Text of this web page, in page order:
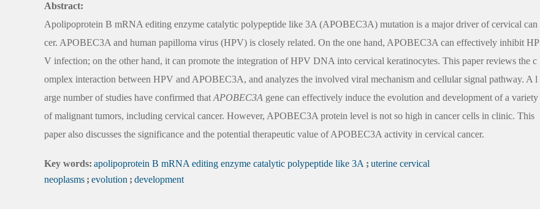
Abstract:
Apolipoprotein B mRNA editing enzyme catalytic polypeptide like 3A (APOBEC3A) mutation is a major driver of cervical can
cer. APOBEC3A and human papilloma virus (HPV) is closely related. On the one hand, APOBEC3A can effectively inhibit HP
V infection; on the other hand, it can promote the integration of HPV DNA into cervical keratinocytes. This paper reviews the c
omplex interaction between HPV and APOBEC3A, and analyzes the involved viral mechanism and cellular signal pathway. A l
arge number of studies have confirmed that APOBEC3A gene can effectively induce the evolution and development of a variety
of malignant tumors, including cervical cancer. However, APOBEC3A protein level is not so high in cancer cells in clinic. This
paper also discusses the significance and the potential therapeutic value of APOBEC3A activity in cervical cancer.
Key words: apolipoprotein B mRNA editing enzyme catalytic polypeptide like 3A ; uterine cervical
neoplasms ; evolution ; development